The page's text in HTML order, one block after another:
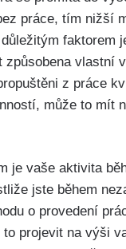
práce, tím nižší
faktorem
způsobena vlastní
z práce
může to mít
je vaše aktivita
jste během
o provedení
projevit na výši